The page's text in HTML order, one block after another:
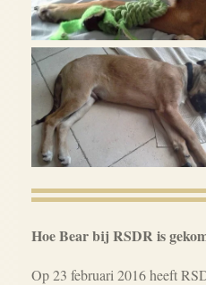
Hoe Bear bij RSDR is
Op 23 februari 2016 heeft